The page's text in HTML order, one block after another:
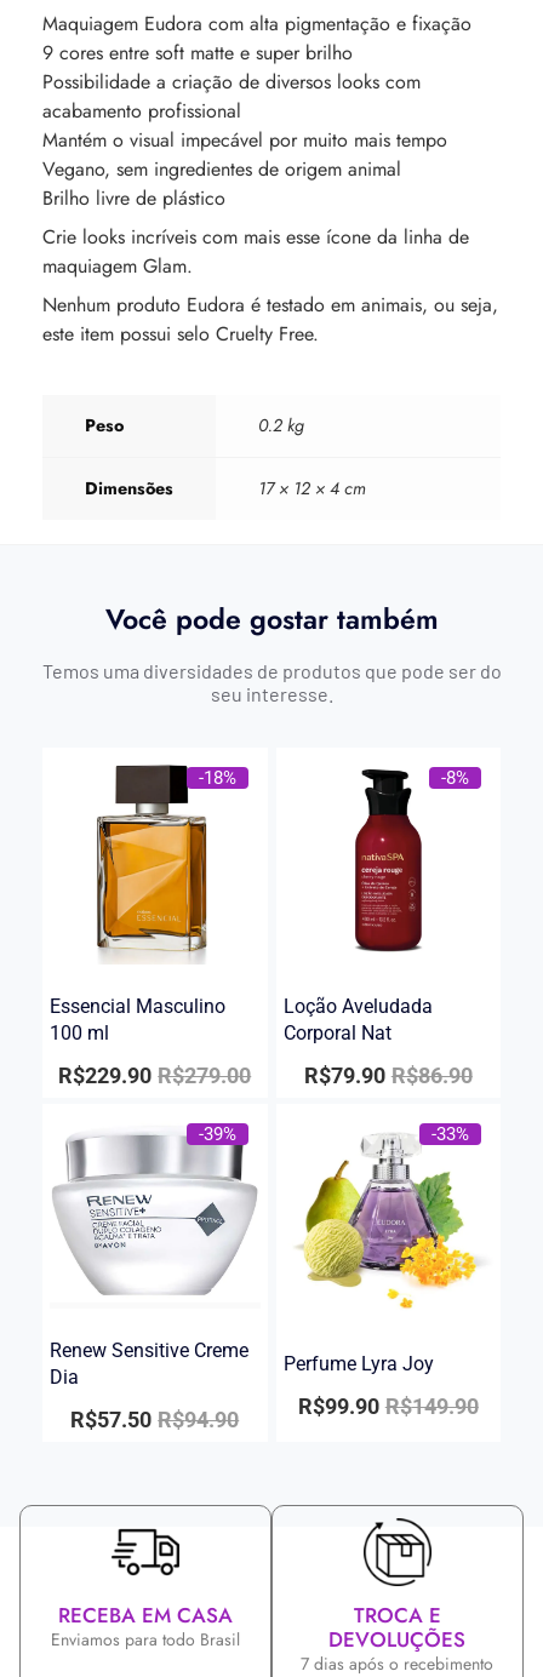
Maquiagem Eudora com alta pigmentação e fixação
9 cores entre soft matte e super brilho
Possibilidade a criação de diversos looks com
acabamento profissional
Mantém o visual impecável por muito mais tempo
Vegano, sem ingredientes de origem animal
Brilho livre de plástico
Crie looks incríveis com mais esse ícone da linha de
maquiagem Glam.
Nenhum produto Eudora é testado em animais, ou seja,
este item possui selo Cruelty Free.
Peso 0.2 kg
Dimensões 17 × 12 × 4 cm
Você pode gostar também
Temos uma diversidades de produtos que pode ser do
seu interesse.
-18%
Essencial Masculino
100 ml
R$279.00
R$229.90
-8%
Loção Aveludada
Corporal Nat
R$86.90
R$79.90
-39%
Renew Sensitive Creme
Dia
R$94.90
R$57.50
-33%
Perfume Lyra Joy
R$149.90
R$99.90
RECEBA EM CASA
Enviamos para todo Brasil
TROCA E
DEVOLUÇÕES
7 dias após o recebimento